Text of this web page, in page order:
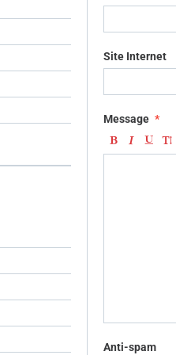
Site Internet
Message
Anti-spam